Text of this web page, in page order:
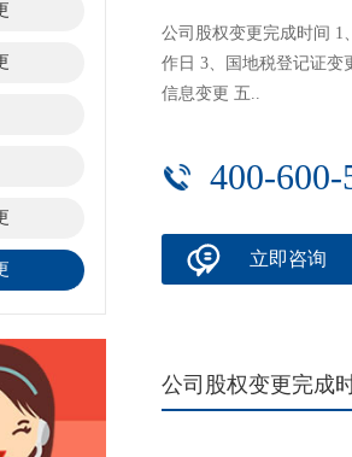
公司股权变更完成时间 1
作日 3、国地税登记证变
信息变更 五..
400-600-
立即咨询
公司股权变更完成